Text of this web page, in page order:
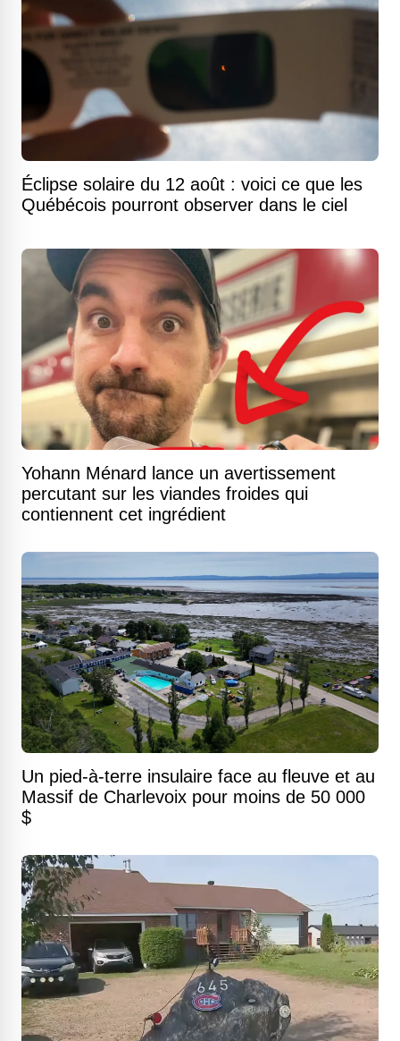
Éclipse solaire du 12 août : voici ce que les
Québécois pourront observer dans le ciel
Yohann Ménard lance un avertissement
percutant sur les viandes froides qui
contiennent cet ingrédient
Un pied-à-terre insulaire face au fleuve et au
Massif de Charlevoix pour moins de 50 000
$